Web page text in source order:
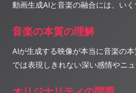
動画生成AIと音楽の融合には、いく
音楽の本質の理解
AIが生成する映像が本当に音楽の
では表現しきれない深い感情やニュ